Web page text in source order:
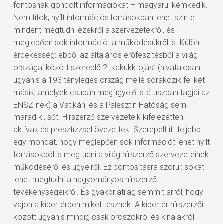
fontosnak gondolt információkat – magyarul kémkedik.
Nem titok, nyílt információs forrásokban lehet szinte
mindent megtudni ezekről a szervezetekről, és
meglepően sok információt a működésükről is. Külön
érdekesség: ebből az általános erőfeszítésből a világ
országai között szereplő 2 „kakukktojás” (hivatalosan
ugyanis a 193 tényleges ország mellé sorakozik fel két
másik, amelyek csupán megfigyelői státuszban tagjai az
ENSZ-nek) a Vatikán, és a Palesztín Hatóság sem
marad ki, sőt. Hírszerző szervezeteik kifejezetten
aktívak és presztízzsel övezettek. Szerepelt itt feljebb
egy mondat, hogy meglepően sok információt lehet nyílt
forrásokból is megtudni a világ hírszerző szervezeteinek
működéséről és ügyeiről. Ez pontosításra szorul: sokat
lehet megtudni a hagyományos hírszerző
tevékenységeikről. És gyakorlatilag semmit arról, hogy
vajon a kibertérben miket tesznek. A kibertér hírszerzői
között ugyanis mindig csak oroszokról és kínaiakról